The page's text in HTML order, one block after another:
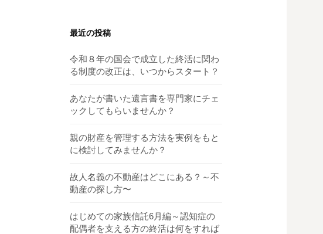
最近の投稿
令和８年の国会で成立した終活に関わ
る制度の改正は、いつからスタート？
あなたが書いた遺言書を専門家にチェ
ックしてもらいませんか？
親の財産を管理する方法を実例をもと
に検討してみませんか？
故人名義の不動産はどこにある？～不
動産の探し方〜
はじめての家族信託6月編～認知症の
配偶者を支える方の終活は何をすれば